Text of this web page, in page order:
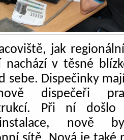
jak
nachází v těsné
sebe. Dispečinky
dispečeři
Při ní
nově